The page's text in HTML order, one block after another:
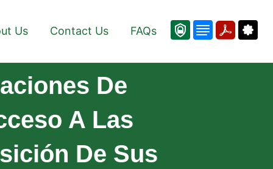
Us Contact Us FAQs
De
A Las
De Sus